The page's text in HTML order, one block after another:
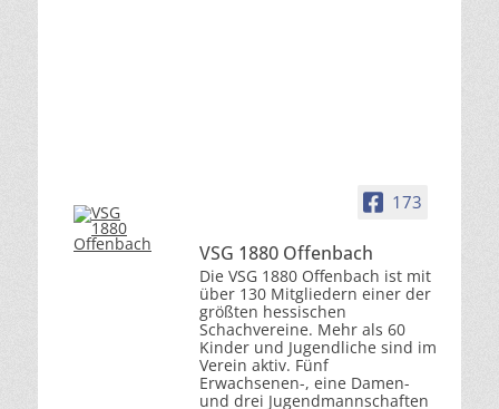
173
VSG 1880 Offenbach
Die VSG 1880 Offenbach ist mit
über 130 Mitgliedern einer der
größten hessischen
Schachvereine. Mehr als 60
Kinder und Jugendliche sind im
Verein aktiv. Fünf
Erwachsenen-, eine Damen-
und drei Jugendmannschaften